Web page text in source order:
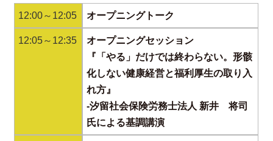
12:00～12:05 オープニングトーク
12:05～12:35
オープニングセッション
『「やる」だけでは終わらない。形骸
化しない健康経営と福利厚生の取り入
れ方』
‐汐留社会保険労務士法人 新井 将司
氏による基調講演